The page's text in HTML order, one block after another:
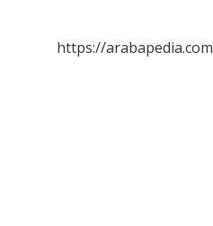
https://arabapedia.com